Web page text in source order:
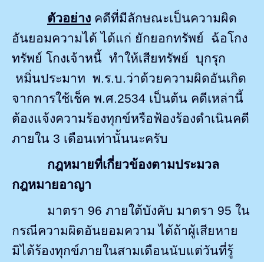
ตัวอย่าง คดีที่มีลักษณะเป็นความผิด
อันยอมความได้ ได้แก่ ยักยอกทรัพย์ ฉ้อโกง
ทรัพย์ โกงเจ้าหนี้ ทำให้เสียทรัพย์ บุกรุก
หมิ่นประมาท พ.ร.บ.ว่าด้วยความผิดอันเกิด
จากการใช้เช็ค พ.ศ.2534 เป็นต้น คดีเหล่านี้
ต้องแจ้งความร้องทุกข์หรือฟ้องร้องดำเนินคดี
ภายใน 3 เดือนเท่านั้นนะครับ
กฎหมายที่เกี่ยวข้องตามประมวล
กฎหมายอาญา
มาตรา 96 ภายใต้บังคับ มาตรา 95 ใน
กรณีความผิดอันยอมความ ได้ถ้าผู้เสียหาย
มิได้ร้องทุกข์ภายในสามเดือนนับแต่วันที่รู้